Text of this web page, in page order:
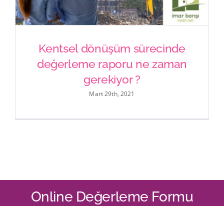
Kentsel dönüşüm sürecinde
değerleme raporu ne zaman
gerekiyor ?
Kentsel dönüşüm sürecinde
değerleme raporu ne zaman
gerekiyor ?
Mart 29th, 2021
Online Değerleme Formu